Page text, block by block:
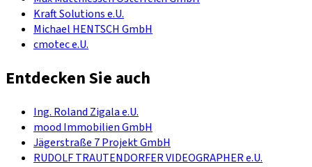
Kraft Solutions e.U.
Michael HENTSCH GmbH
cmotec e.U.
Entdecken Sie auch
Ing. Roland Zigala e.U.
mood Immobilien GmbH
Jägerstraße 7 Projekt GmbH
RUDOLF TRAUTENDORFER VIDEOGRAPHER e.U.